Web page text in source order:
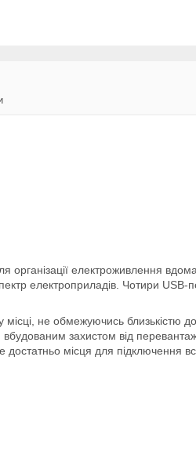
електроживлення
електроприладів. Чотири USB-
не обмежуючись близькістю до
захистом від
місця для підключення